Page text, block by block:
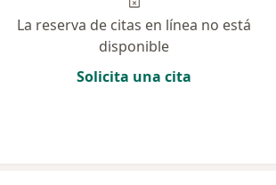
La reserva de citas en línea no está
disponible
Solicita una cita